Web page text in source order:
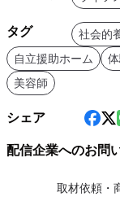
タグ 社会的
自立援助ホーム
美容師
シェア
配信企業へのお問
取材依頼・